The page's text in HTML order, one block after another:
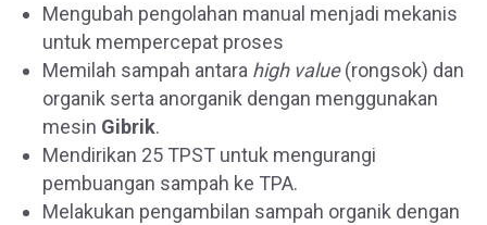
Mengubah pengolahan manual menjadi mekanis
untuk mempercepat proses
Memilah sampah antara high value(rongsok) dan
organik serta anorganik dengan menggunakan
mesin Gibrik.
Mendirikan 25 TPST untuk mengurangi
pembuangan sampah ke TPA.
Melakukan pengambilan sampah organik dengan